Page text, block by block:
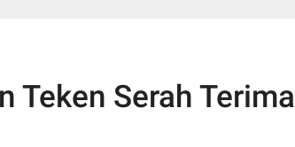
Teken Serah Terima